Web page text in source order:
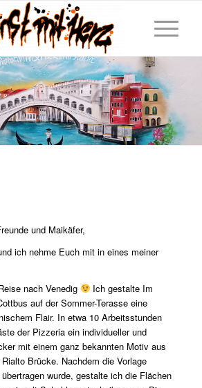
und Maikäfer,
ich nehme Euch mit in eines meiner
nach Venedig
Ich gestalte Im
auf der Sommer-Terasse eine
Flair. In etwa 10 Arbeitsstunden
der Pizzeria ein individueller und
mit einem ganz bekannten Motiv aus
Brücke. Nachdem die Vorlage
wurde, gestalte ich die Flächen